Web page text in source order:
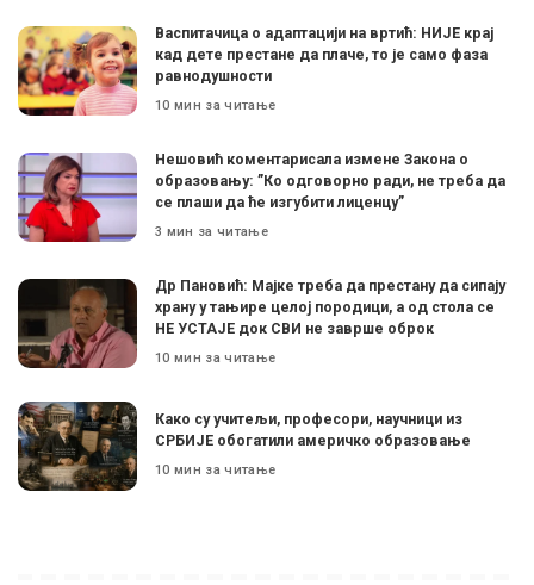
Васпитачица о адаптацији на вртић: НИЈЕ крај
кад дете престане да плаче, то је само фаза
равнодушности
10 мин за читање
Нешовић коментарисала измене Закона о
образовању: ”Ко одговорно ради, не треба да
се плаши да ће изгубити лиценцу”
3 мин за читање
Др Пановић: Мајке треба да престану да сипају
храну у тањире целој породици, а од стола се
НЕ УСТАЈЕ док СВИ не заврше оброк
10 мин за читање
Како су учитељи, професори, научници из
СРБИЈЕ обогатили америчко образовање
10 мин за читање